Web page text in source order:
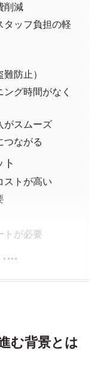
削減
タッフ負担の軽
防止）
グ時間がなく
がスムーズ
つながる
ト
ストが高い
トが必要
む背景とは